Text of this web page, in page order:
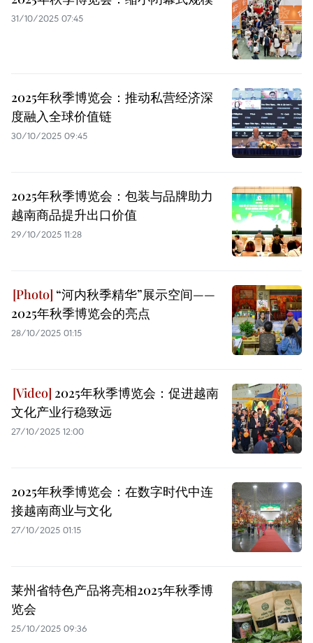
31/10/2025 07:45
2025年秋季博览会：推动私营经济深
度融入全球价值链
30/10/2025 09:45
2025年秋季博览会：包装与品牌助力
越南商品提升出口价值
29/10/2025 11:28
“河内秋季精华”展示空间——
2025年秋季博览会的亮点
28/10/2025 01:15
2025年秋季博览会：促进越南
文化产业行稳致远
27/10/2025 12:00
2025年秋季博览会：在数字时代中连
接越南商业与文化
27/10/2025 01:15
莱州省特色产品将亮相2025年秋季博
览会
25/10/2025 09:36